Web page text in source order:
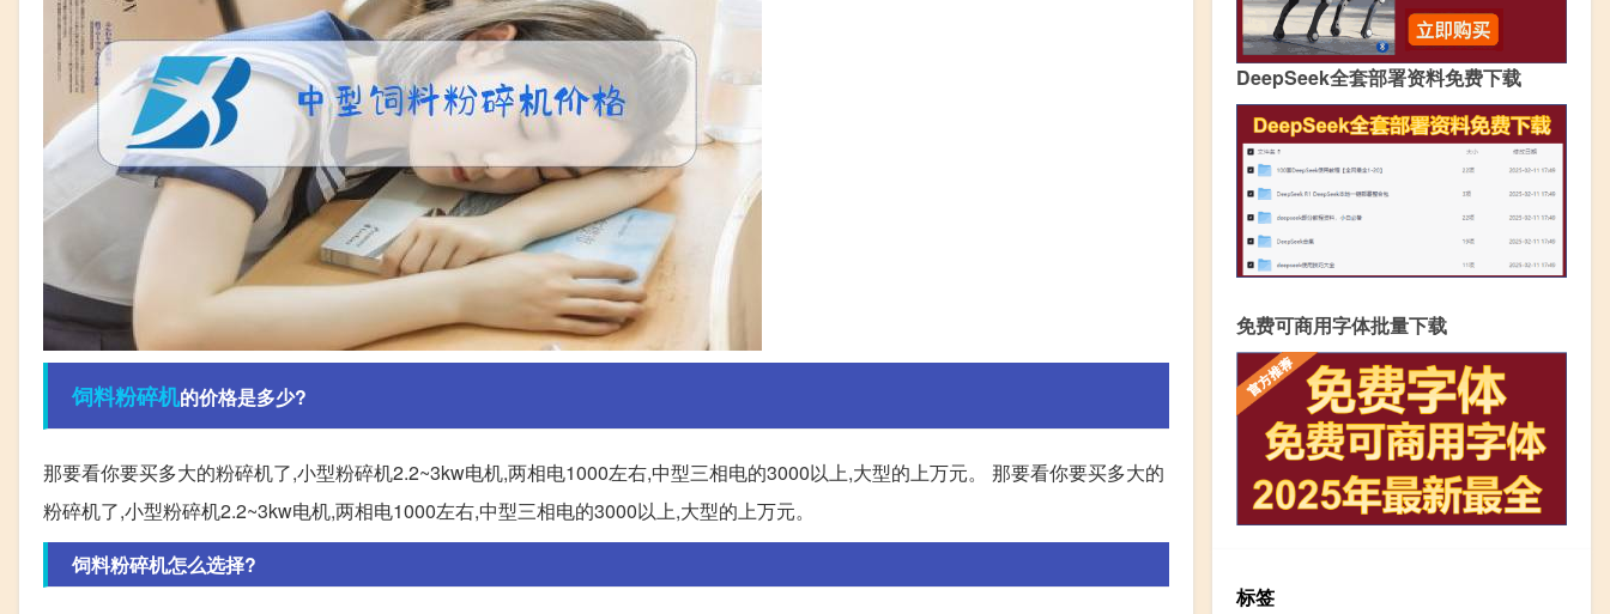
饲料粉碎机的价格是多少?
那要看你要买多大的粉碎机了,小型粉碎机2.2~3kw电机,两相电1000左右,中型三相电的3000以上,大型的上万元。 那要看你要买多大的
粉碎机了,小型粉碎机2.2~3kw电机,两相电1000左右,中型三相电的3000以上,大型的上万元。
饲料粉碎机怎么选择?
DeepSeek全套部署资料免费下载
免费可商用字体批量下载
标签